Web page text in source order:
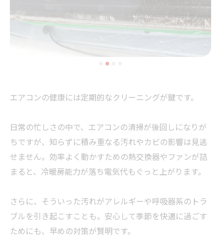
エアコンの健康には定期的なクリーニングが鍵です。
日常の忙しさの中で、エアコンの清掃が後回しになりが
ちですが、知らずに積み重なる汚れやカビの影響は見逃
せません。効率よく動かすための熱交換器やファンが詰
まると、冷暖房能力が落ち電気代もぐっと上がります。
さらに、そういった汚れがアレルギーや呼吸器系のトラ
ブルを引き起こすことも。安心して季節を快適に過ごす
ためにも、早めの対策が賢明です。